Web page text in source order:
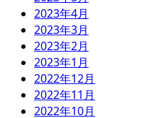
2023年4月
2023年3月
2023年2月
2023年1月
2022年12月
2022年11月
2022年10月